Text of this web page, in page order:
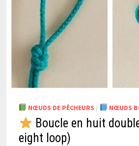
NŒUDS DE PÊCHEURS / NŒUDS
Boucle en huit
eight loop)